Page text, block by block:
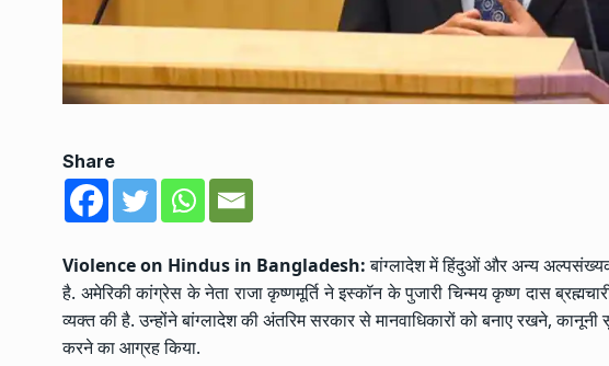
Share
Violence on Hindus in Bangladesh:बांग्लादेश में हिंदुओं और अन्य
है. अमेरिकी कांग्रेस के नेता राजा कृष्णमूर्ति ने इस्कॉन के पुजारी चिन्मय कृष्ण दास
व्यक्त की है. उन्होंने बांग्लादेश की अंतरिम सरकार से मानवाधिकारों को बनाए रखने,
करने का आग्रह किया.